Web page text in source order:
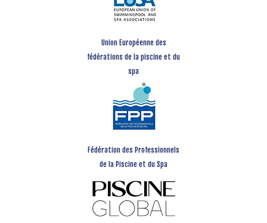
Union Européenne des
fédérations de la piscine et du
spa
Fédération des Professionnels
de la Piscine et du Spa